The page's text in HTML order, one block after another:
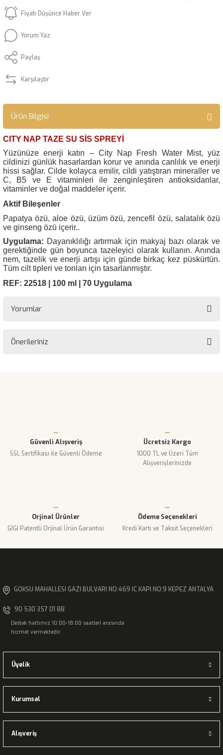
Fiyatı Düşünce Haber Ver
Yorum Yaz
Paylaş
Karşılaştır
Ürün Bilgisi
CITY NAP TAZE SU SİS SPREYİ
Yüzünüze enerji katın – City Nap Fresh Water Mist, yüz
cildinizi günlük hasarlardan korur ve anında canlılık ve enerji
hissi sağlar. Cilde kolayca emilir, cildi yatıştıran mineraller ve
C, B5 ve E vitaminleri ile zenginleştiren antioksidanlar,
vitaminler ve doğal maddeler içerir.
Aktif Bileşenler
Papatya özü, aloe özü, üzüm özü, zencefil özü, salatalık özü
ve ginseng özü içerir..
Uygulama: Dayanıklılığı artırmak için makyaj bazı olarak ve
gerektiğinde gün boyunca tazeleyici olarak kullanın. Anında
nem, tazelik ve enerji artışı için günde birkaç kez püskürtün.
Tüm cilt tipleri ve tonları için tasarlanmıştır.
REF: 22518 | 100 ml | 70 Uygulama
Yorumlar
Önerileriniz
Ürün açıklamasında eksik bilgiler bulunuyor.
Güvenli Alışveriş
SSL Sertifikası ile Güvenli Ödeme
Ücretsiz Kargo
1000 TL ve Üzeri Tüm
Alışverişlerinizde
Orjinal Ürünler
GIGI Patentli Orjinal Ürün Garantisi
Ödeme Seçenekleri
Kredi Kartı ve Taksit Seçenekleri
GOKSU MAHALLESI GAZI BULVARI NO:469 IC KAPI NO:9 KEPEZ ANTALYA
90 530 357 01 88
Destek hattımız 10:00-18:00 saatleri arasında
hizmet vermektedir.
Üyelik
Kurumsal
Alışveriş